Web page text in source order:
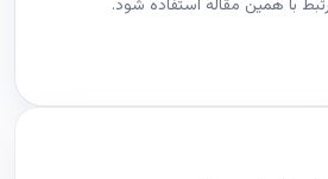
با همین مقاله استفاده شود.